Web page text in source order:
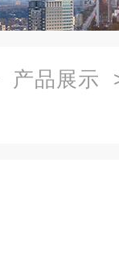
产品展示